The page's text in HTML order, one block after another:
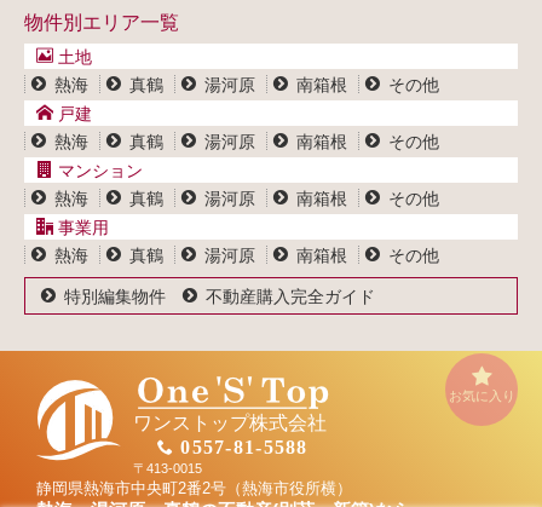
事業用物件一覧
マンション一覧
事業用物件一覧
ブログ
プライバシーポリシー
サイトポリシー
物件別エリア一覧
土地
熱海
真鶴 湯河原 南箱根
その他
戸建
熱海
真鶴 湯河原 南箱根
その他
マンション
熱海
真鶴 湯河原 南箱根
その他
事業用
熱海
真鶴 湯河原 南箱根 その他
特別編集物件 不動産購入完全ガイド
お気に入り
ワンストップ株式会社
0557-81-5588
〒413-0015
静岡県熱海市中央町2番2号（熱海市役所横）